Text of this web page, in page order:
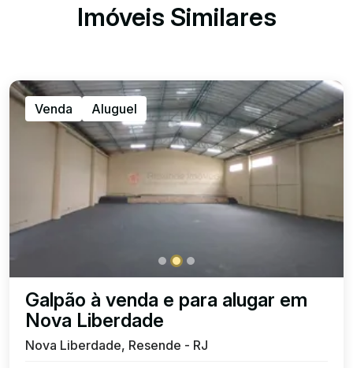
Imóveis Similares
Venda Aluguel
Galpão à venda e para alugar em
Nova Liberdade
Nova Liberdade, Resende - RJ